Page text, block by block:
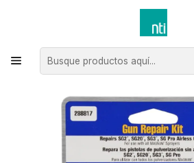
Accesorios
Kit reparación pistola Graco - SG2,